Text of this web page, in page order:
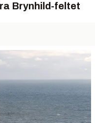
Brynhild-feltet